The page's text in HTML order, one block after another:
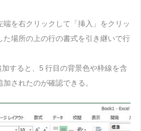
端を右クリックして「挿入」をクリッ
た場所の上の行の書式を引き継いで行
すると、5 行目の背景色や枠線を含
されたのが確認できる。